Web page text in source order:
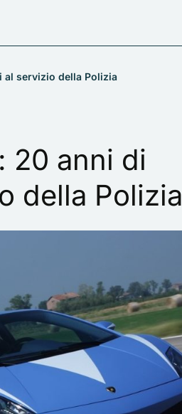
al servizio della Polizia
20 anni di
della Polizia